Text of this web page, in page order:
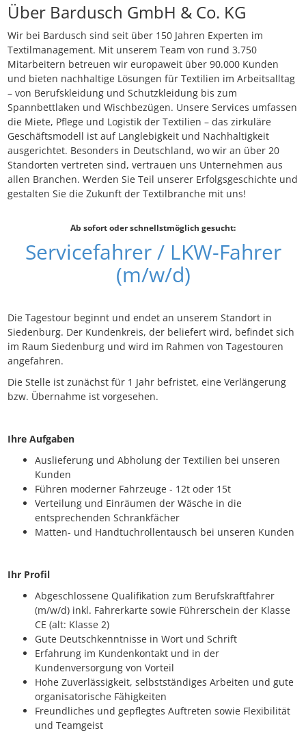
Über Bardusch GmbH & Co. KG
Wir bei Bardusch sind seit über 150 Jahren Experten im
Textilmanagement. Mit unserem Team von rund 3.750
Mitarbeitern betreuen wir europaweit über 90.000 Kunden
und bieten nachhaltige Lösungen für Textilien im Arbeitsalltag
– von Berufskleidung und Schutzkleidung bis zum
Spannbettlaken und Wischbezügen. Unsere Services umfassen
die Miete, Pflege und Logistik der Textilien – das zirkuläre
Geschäftsmodell ist auf Langlebigkeit und Nachhaltigkeit
ausgerichtet. Besonders in Deutschland, wo wir an über 20
Standorten vertreten sind, vertrauen uns Unternehmen aus
allen Branchen. Werden Sie Teil unserer Erfolgsgeschichte und
gestalten Sie die Zukunft der Textilbranche mit uns!
Ab sofort oder schnellstmöglich gesucht:
Servicefahrer / LKW-Fahrer
(m/w/d)
Die Tagestour beginnt und endet an unserem Standort in
Siedenburg. Der Kundenkreis, der beliefert wird, befindet sich
im Raum Siedenburg und wird im Rahmen von Tagestouren
angefahren.
Die Stelle ist zunächst für 1 Jahr befristet, eine Verlängerung
bzw. Übernahme ist vorgesehen.
Ihre Aufgaben
Auslieferung und Abholung der Textilien bei unseren
Kunden
Führen moderner Fahrzeuge - 12t oder 15t
Verteilung und Einräumen der Wäsche in die
entsprechenden Schrankfächer
Matten- und Handtuchrollentausch bei unseren Kunden
Ihr Profil
Abgeschlossene Qualifikation zum Berufskraftfahrer
(m/w/d) inkl. Fahrerkarte sowie Führerschein der Klasse
CE (alt: Klasse 2)
Gute Deutschkenntnisse in Wort und Schrift
Erfahrung im Kundenkontakt und in der
Kundenversorgung von Vorteil
Hohe Zuverlässigkeit, selbstständiges Arbeiten und gute
organisatorische Fähigkeiten
Freundliches und gepflegtes Auftreten sowie Flexibilität
und Teamgeist